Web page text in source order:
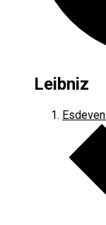
Leibniz